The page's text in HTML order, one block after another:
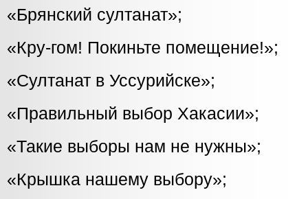
«Брянский султанат»;
«Кру-гом! Покиньте помещение!»;
«Султанат в Уссурийске»;
«Правильный выбор Хакасии»;
«Такие выборы нам не нужны»;
«Крышка нашему выбору»;